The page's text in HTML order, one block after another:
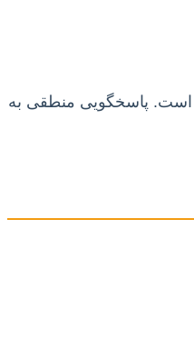
است. پاسخگویی منطقی به